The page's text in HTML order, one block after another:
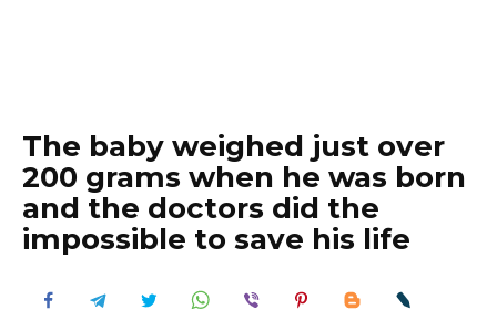
The baby weighed just over
200 grams when he was born
and the doctors did the
impossible to save his life